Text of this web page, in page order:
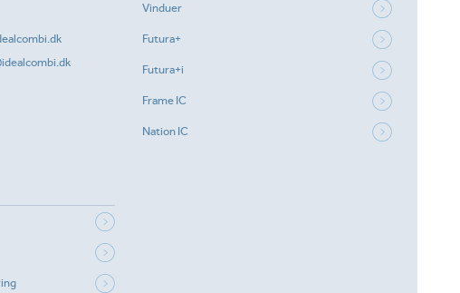
Vinduer
Futura+
Futura+i
Frame IC
Nation IC